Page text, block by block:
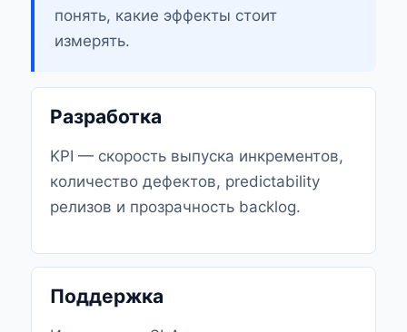
понять, какие эффекты стоит
измерять.
Разработка
KPI — скорость выпуска инкрементов,
количество дефектов, predictability
релизов и прозрачность backlog.
Поддержка